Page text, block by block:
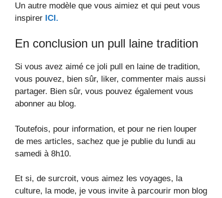
Un autre modèle que vous aimiez et qui peut vous
inspirer ICI.
En conclusion un pull laine tradition
Si vous avez aimé ce joli pull en laine de tradition,
vous pouvez, bien sûr, liker, commenter mais aussi
partager. Bien sûr, vous pouvez également vous
abonner au blog.
Toutefois, pour information, et pour ne rien louper
de mes articles, sachez que je publie du lundi au
samedi à 8h10.
Et si, de surcroit, vous aimez les voyages, la
culture, la mode, je vous invite à parcourir mon blog